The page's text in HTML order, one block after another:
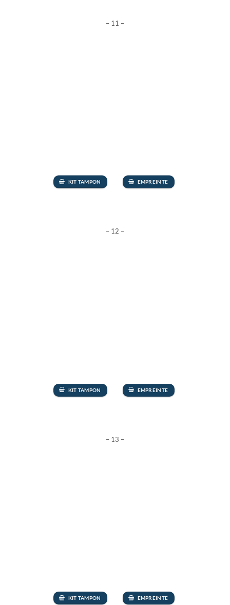
– 11 –
KIT TAMPON EMPREINTE
– 12 –
KIT TAMPON EMPREINTE
– 13 –
KIT TAMPON EMPREINTE